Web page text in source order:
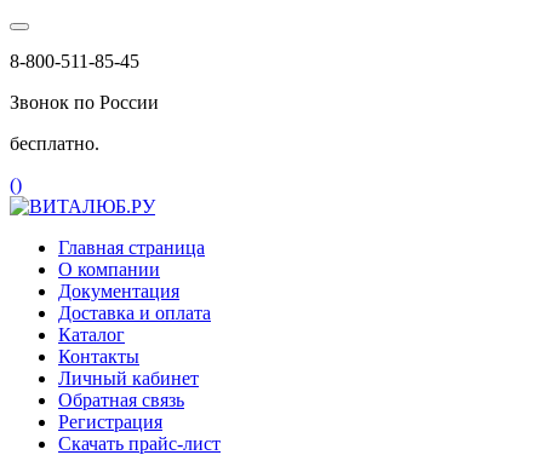
8-800-511-85-45
Звонок по России
бесплатно.
()
Главная страница
О компании
Документация
Доставка и оплата
Каталог
Контакты
Личный кабинет
Обратная связь
Регистрация
Скачать прайс-лист